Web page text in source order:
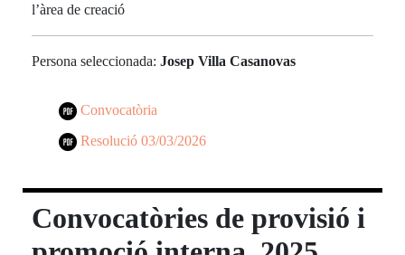
l’àrea de creació
Persona seleccionada: Josep Villa Casanovas
Convocatòria
Resolució 03/03/2026
Convocatòries de provisió i